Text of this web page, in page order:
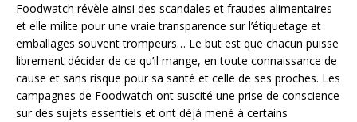
Foodwatch révèle ainsi des scandales et fraudes alimentaires
et elle milite pour une vraie transparence sur l’étiquetage et
emballages souvent trompeurs… Le but est que chacun puisse
librement décider de ce qu’il mange, en toute connaissance de
cause et sans risque pour sa santé et celle de ses proches. Les
campagnes de Foodwatch ont suscité une prise de conscience
sur des sujets essentiels et ont déjà mené à certains